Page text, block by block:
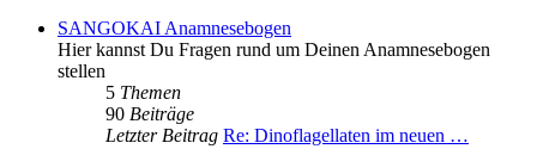
SANGOKAI Anamnesebogen
Hier kannst Du Fragen rund um Deinen Anamnesebogen
stellen
5 Themen
90 Beiträge
Letzter Beitrag Re: Dinoflagellaten im neuen …